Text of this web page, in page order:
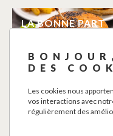
LA BONNE PART
AIRE DE PIQUE-
BERAT
BONJOUR,
DES
Les cookies nous
vos interactions avec
régulièrement des